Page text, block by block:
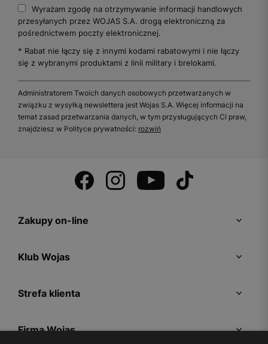
Wyrażam zgodę na otrzymywanie informacji handlowych
przesyłanych przez WOJAS S.A. drogą elektroniczną za
pośrednictwem poczty elektronicznej.
* Rabat nie łączy się z innymi kodami rabatowymi i nie łączy
się z wybranymi produktami z linii military i brelokami.
Administratorem Twoich danych osobowych przetwarzanych w
związku z wysyłką newslettera jest Wojas S.A. Więcej informacji na
temat zasad przetwarzania danych, w tym przysługujących Ci praw,
znajdziesz w Polityce prywatności: rozwiń
Zakupy on-line
Klub Wojas
Strefa klienta
Firma Wojas